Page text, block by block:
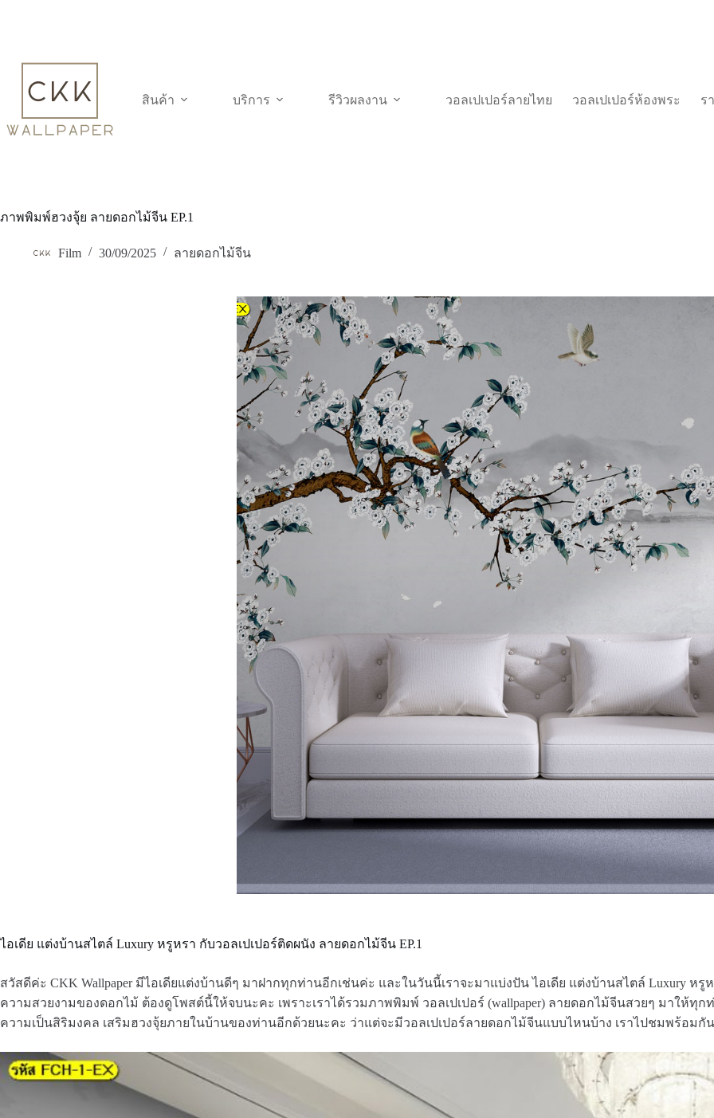
สินค้า บริการ รีวิวผลงาน วอลเปเปอร์ลายไทย วอลเปเปอร์ห้องพระ ร
ภาพพิมพ์ฮวงจุ้ย ลายดอกไม้จีน EP.1
Film 30/09/2025 ลายดอกไม้จีน
ไอเดีย แต่งบ้านสไตล์ Luxury หรูหรา กับวอลเปเปอร์ติดผนัง ลายดอกไม้จีน EP.1
สวัสดีค่ะ CKK Wallpaper มีไอเดียแต่งบ้านดีๆ มาฝากทุกท่านอีกเช่นค่ะ และในวันนี้เราจะมาแบ่งปัน ไอเดีย แต่งบ้านสไตล์ Luxury หรู
ความสวยงามของดอกไม้ ต้องดูโพสต์นี้ให้จบนะคะ เพราะเราได้รวมภาพพิมพ์ วอลเปเปอร์ (wallpaper) ลายดอกไม้จีนสวยๆ มาให้
ความเป็นสิริมงคล เสริมฮวงจุ้ยภายในบ้านของท่านอีกด้วยนะคะ ว่าแต่จะมีวอลเปเปอร์ลายดอกไม้จีนแบบไหนบ้าง เราไปชมพร้อมกั